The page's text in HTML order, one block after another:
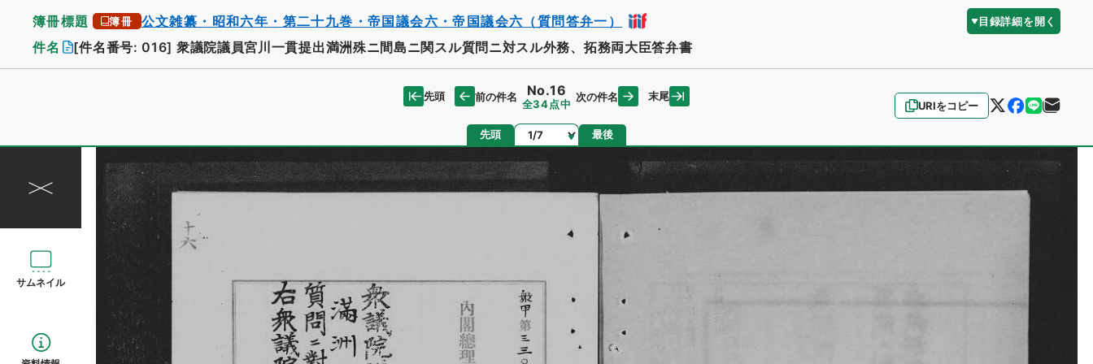
簿冊標題 簿冊 公文雑纂・昭和六年・第二十九巻・帝国議会六・帝国議会六（質問答弁一） 目録詳細を開く
件名 [件名番号: 016] 衆議院議員宮川一貫提出満洲殊ニ間島ニ関スル質問ニ対スル外務、拓務両大臣答弁書
URIをコピー
先頭 前の件名 No.16
全34点中
次の件名 末尾
先頭 ページ 最後
サムネイル